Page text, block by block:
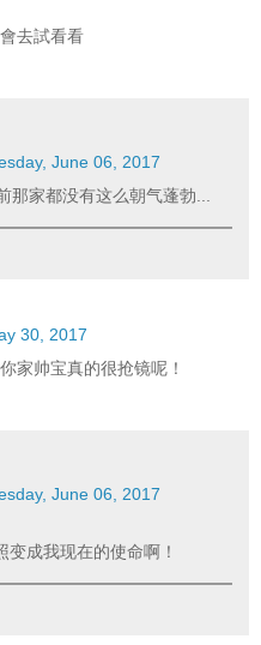
去試看看
June 06, 2017
那家都没有这么朝气蓬勃...
30, 2017
家帅宝真的很抢镜呢！
June 06, 2017
成我现在的使命啊！